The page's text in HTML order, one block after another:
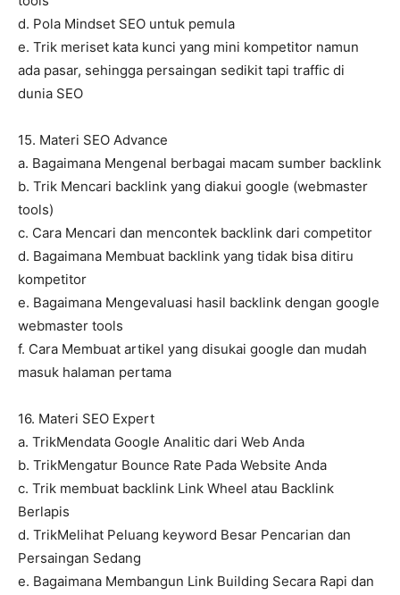
d. Pola Mindset SEO untuk pemula
e. Trik meriset kata kunci yang mini kompetitor namun
ada pasar, sehingga persaingan sedikit tapi traffic di
dunia SEO
15. Materi SEO Advance
a. Bagaimana Mengenal berbagai macam sumber backlink
b. Trik Mencari backlink yang diakui google (webmaster
tools)
c. Cara Mencari dan mencontek backlink dari competitor
d. Bagaimana Membuat backlink yang tidak bisa ditiru
kompetitor
e. Bagaimana Mengevaluasi hasil backlink dengan google
webmaster tools
f. Cara Membuat artikel yang disukai google dan mudah
masuk halaman pertama
16. Materi SEO Expert
a. TrikMendata Google Analitic dari Web Anda
b. TrikMengatur Bounce Rate Pada Website Anda
c. Trik membuat backlink Link Wheel atau Backlink
Berlapis
d. TrikMelihat Peluang keyword Besar Pencarian dan
Persaingan Sedang
e. Bagaimana Membangun Link Building Secara Rapi dan